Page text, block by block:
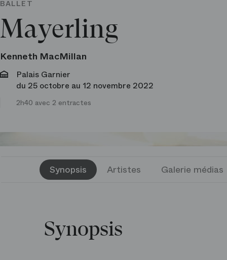
BALLET
Mayerling
Kenneth MacMillan
Palais Garnier
du 25 octobre au 12 novembre 2022
2h40 avec 2 entractes
Synopsis Artistes Galerie médias
Synopsis